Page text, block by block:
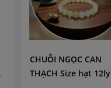
CHUỖI NGỌC CAN
THẠCH Size hạt 12ly